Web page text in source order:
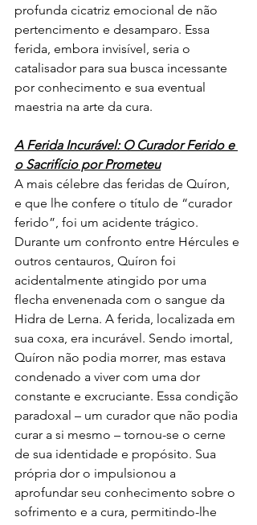
profunda cicatriz emocional de não
pertencimento e desamparo. Essa
ferida, embora invisível, seria o
catalisador para sua busca incessante
por conhecimento e sua eventual
maestria na arte da cura.
A Ferida Incurável: O Curador Ferido e
o Sacrifício por Prometeu
A mais célebre das feridas de Quíron,
e que lhe confere o título de “curador
ferido”, foi um acidente trágico.
Durante um confronto entre Hércules e
outros centauros, Quíron foi
acidentalmente atingido por uma
flecha envenenada com o sangue da
Hidra de Lerna. A ferida, localizada em
sua coxa, era incurável. Sendo imortal,
Quíron não podia morrer, mas estava
condenado a viver com uma dor
constante e excruciante. Essa condição
paradoxal – um curador que não podia
curar a si mesmo – tornou-se o cerne
de sua identidade e propósito. Sua
própria dor o impulsionou a
aprofundar seu conhecimento sobre o
sofrimento e a cura, permitindo-lhe